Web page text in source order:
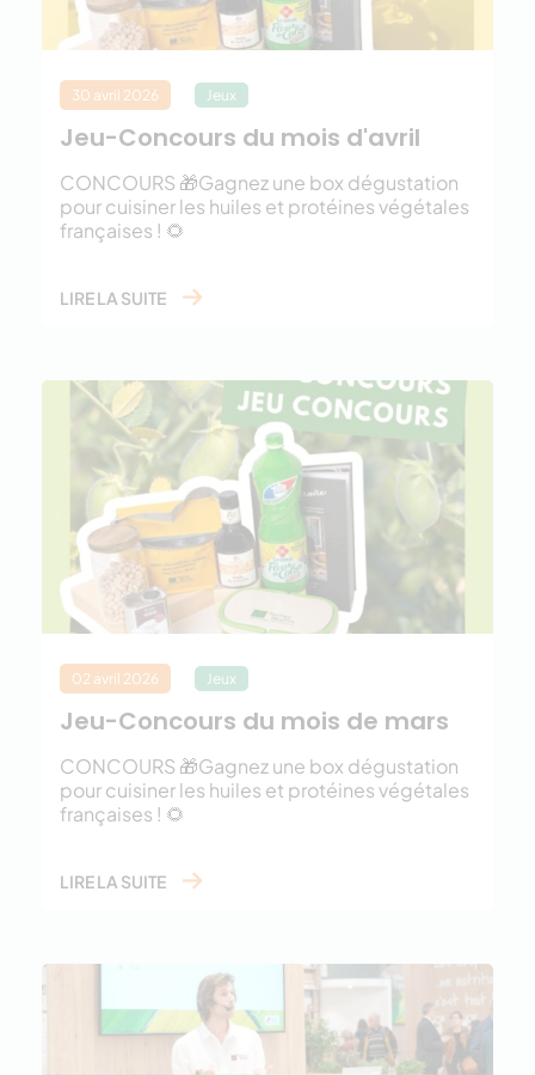
30 avril 2026 Jeux
Jeu-Concours du mois d'avril
CONCOURS 🎁Gagnez une box dégustation
pour cuisiner les huiles et protéines végétales
françaises ! 🌻
LIRE LA SUITE
02 avril 2026 Jeux
Jeu-Concours du mois de mars
CONCOURS 🎁Gagnez une box dégustation
pour cuisiner les huiles et protéines végétales
françaises ! 🌻
LIRE LA SUITE